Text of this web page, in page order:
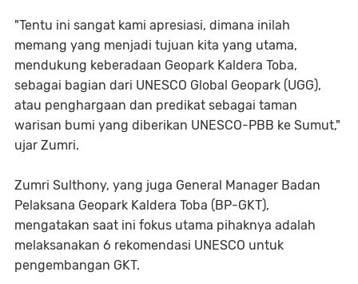
"Tentu ini sangat kami apresiasi, dimana inilah
memang yang menjadi tujuan kita yang utama,
mendukung keberadaan Geopark Kaldera Toba,
sebagai bagian dari UNESCO Global Geopark (UGG),
atau penghargaan dan predikat sebagai taman
warisan bumi yang diberikan UNESCO-PBB ke Sumut,"
ujar Zumri.
Zumri Sulthony, yang juga General Manager Badan
Pelaksana Geopark Kaldera Toba (BP-GKT),
mengatakan saat ini fokus utama pihaknya adalah
melaksanakan 6 rekomendasi UNESCO untuk
pengembangan GKT.